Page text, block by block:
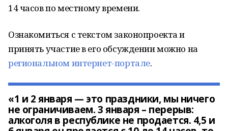
14 часов по местному времени.
Ознакомиться с текстом законопроекта и
принять участие в его обсуждении можно на
региональном интернет-портале.
«1 и 2 января — это праздники, мы ничего
не ограничиваем. 3 января – перерыв:
алкоголя в республике не продается. 4,5 и